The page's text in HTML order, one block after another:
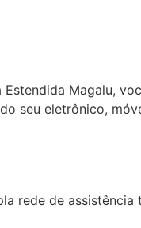
Estendida Magalu,
seu eletrônico,
rede de